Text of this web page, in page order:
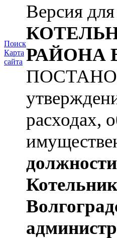
Поиск
Карта
сайта
Версия
РАЙОНА
расходах,